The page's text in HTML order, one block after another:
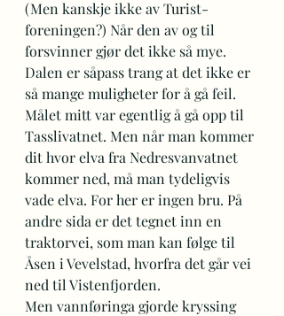
(Men kanskje ikke av Turist-
foreningen?) Når den av og til
forsvinner gjør det ikke så mye.
Dalen er såpass trang at det ikke er
så mange muligheter for å gå feil.
Målet mitt var egentlig å gå opp til
Tasslivatnet. Men når man kommer
dit hvor elva fra Nedresvanvatnet
kommer ned, må man tydeligvis
vade elva. For her er ingen bru. På
andre sida er det tegnet inn en
traktorvei, som man kan følge til
Åsen i Vevelstad, hvorfra det går vei
ned til Vistenfjorden.
Men vannføringa gjorde kryssing